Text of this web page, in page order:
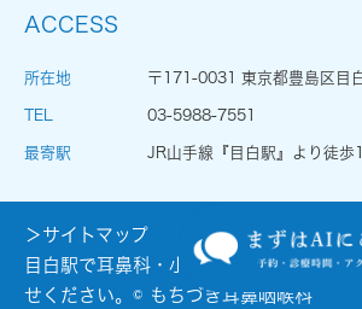
ACCESS
所在地 〒171-0031 東京都豊島区目
TEL 03-5988-7551
最寄駅 JR山手線『目白駅』より徒歩
＞サイトマップ
目白駅で耳鼻科・小児耳鼻科をお探しの
せください。© もちづき耳鼻咽喉科